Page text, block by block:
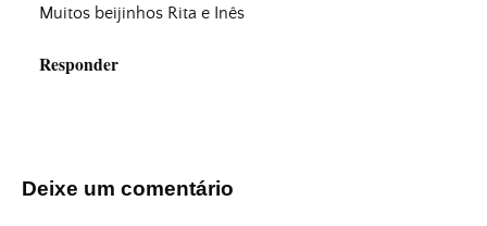
Muitos beijinhos Rita e Inês
Responder
Deixe um comentário